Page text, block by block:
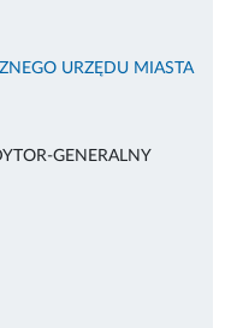
URZĘDU MIASTA
GENERALNY